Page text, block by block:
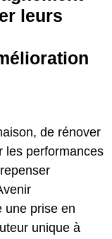
leurs
de rénover
les performances
une prise en
unique à